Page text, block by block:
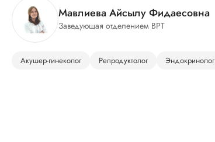
Мавлиева Айсылу Фидаесовна
Заведующая отделением ВРТ
Акушер-гинеколог Репродуктолог Эндокринолог